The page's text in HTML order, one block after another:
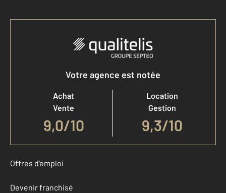
Votre agence est notée
Achat
Vente
9,0/10
Location
Gestion
9,3/10
Offres d'emploi
Devenir franchisé